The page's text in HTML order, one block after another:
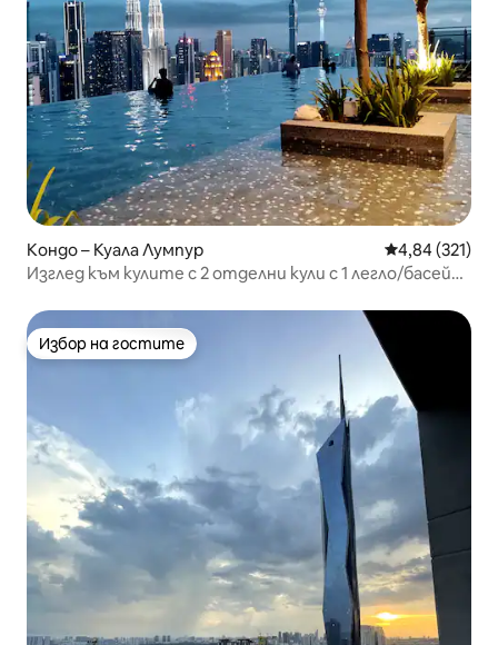
Кондо – Куала Лумпур Средна
4,84 (321)
Изглед към кулите с 2 отделни кули с 1 легло/басейн
Избор на гостите
Избор на гостите